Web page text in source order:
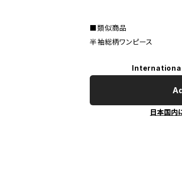
■類似商品
半袖総柄ワンピース
日本国内